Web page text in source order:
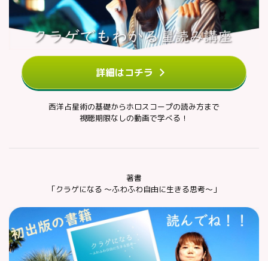
詳細はコチラ
西洋占星術の基礎からホロスコープの読み方まで
視聴期限なしの動画で学べる！
著書
「クラゲになる ～ふわふわ自由に生きる思考～」